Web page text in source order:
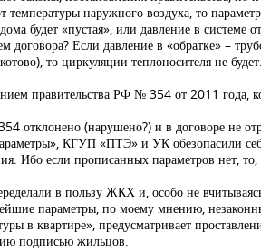
наружного воздуха, то
будет «пустая», или давление в системе
договора? Если давление в «обратке» –
то циркуляции теплоносителя не
правительства РФ № 354 от 2011 года,
отклонено (нарушено?) и в договоре не
КГУП «ПТЭ» и УК обезопасили
Ибо если прописанных параметров нет,
в пользу ЖКХ и, особо не
параметры, по моему мнению,
квартире», предусматривает
подписью жильцов.